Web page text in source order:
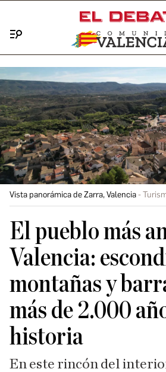
Vista panorámica de Zarra, Valencia
El pueblo más
Valencia:
montañas y
más de 2.000
historia
En este rincón del